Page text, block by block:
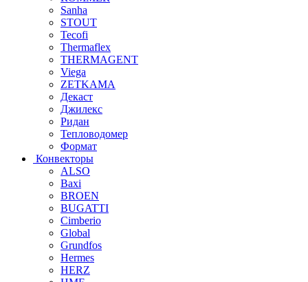
Sanha
STOUT
Tecofi
Thermaflex
THERMAGENT
Viega
ZETKAMA
Декаст
Джилекс
Ридан
Тепловодомер
Формат
Конвекторы
ALSO
Baxi
BROEN
BUGATTI
Cimberio
Global
Grundfos
Hermes
HERZ